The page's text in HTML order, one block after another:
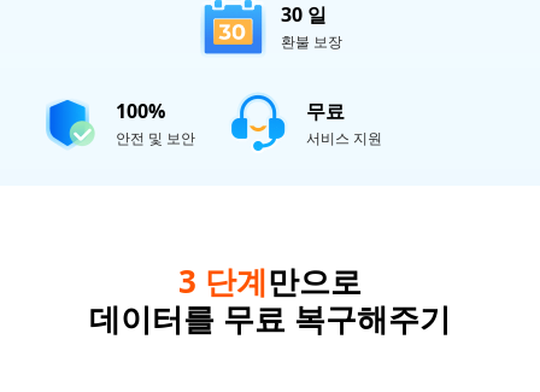
30 일
환불 보장
100%
안전 및 보안
무료
서비스 지원
3 단계만으로
데이터를 무료 복구해주기